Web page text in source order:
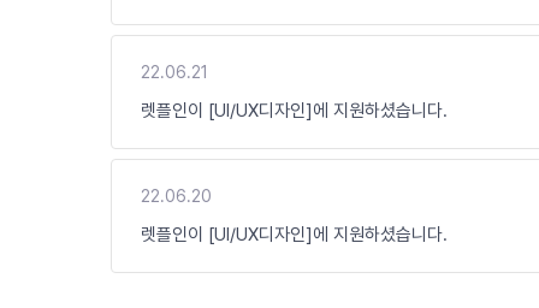
22.06.21
렛플인이 [UI/UX디자인]에 지원하셨습니다.
22.06.20
렛플인이 [UI/UX디자인]에 지원하셨습니다.